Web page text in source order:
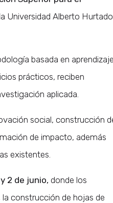
Universidad Alberto Hurtado
basada en
prácticos, reciben
aplicada.
social, construcción
de impacto, además
existentes.
2 de junio, donde los
construcción de hojas de